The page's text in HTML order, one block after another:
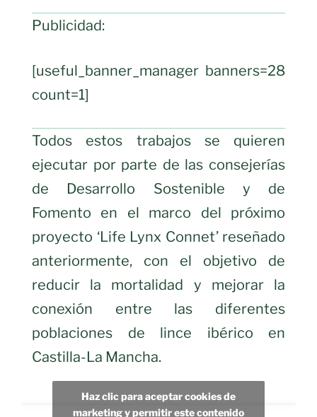
Publicidad:
[useful_banner_manager banners=28
count=1]
Todos estos trabajos se quieren
ejecutar por parte de las consejerías
de Desarrollo Sostenible y de
Fomento en el marco del próximo
proyecto ‘Life Lynx Connet’ reseñado
anteriormente, con el objetivo de
reducir la mortalidad y mejorar la
conexión entre las diferentes
poblaciones de lince ibérico en
Castilla-La Mancha.
Haz clic para aceptar cookies de
marketing y permitir este contenido